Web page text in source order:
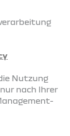
Nutzung
nach Ihrer